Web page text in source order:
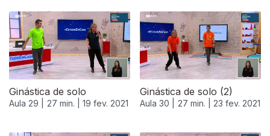
Ginástica de solo
Aula 29 | 27 min. | 19 fev. 2021
Ginástica de solo (2)
Aula 30 | 27 min. | 23 fev. 2021